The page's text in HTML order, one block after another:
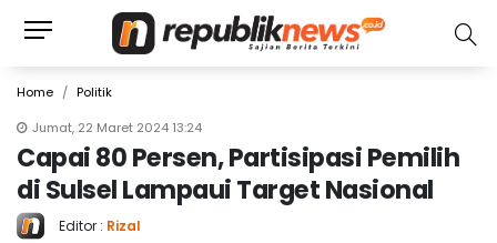
Home
Politik
Jumat, 22 Maret 2024 13:24
Capai 80 Persen, Partisipasi Pemilih
di Sulsel Lampaui Target Nasional
Editor : Rizal